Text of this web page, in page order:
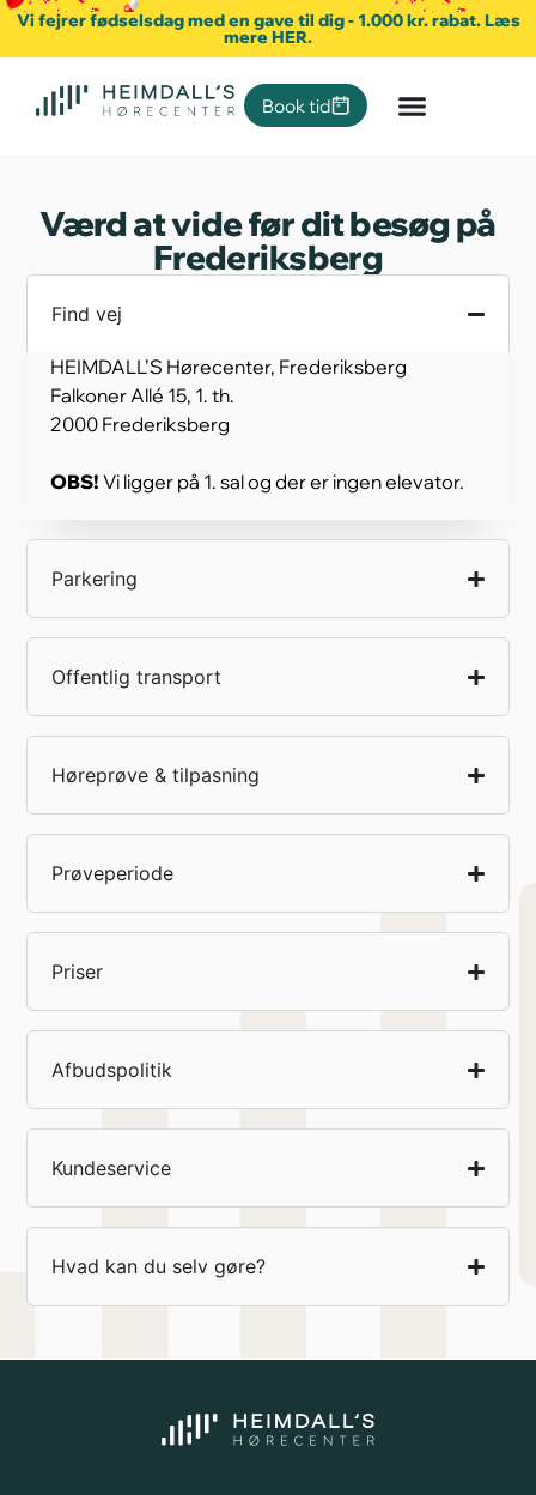
Vi fejrer fødselsdag med en gave til dig - 1.000 kr. rabat. Læs
mere HER.
Book tid
Værd at vide før dit besøg på
Frederiksberg
Find vej
HEIMDALL’S Hørecenter, Frederiksberg
Falkoner Allé 15, 1. th.
2000 Frederiksberg
OBS! Vi ligger på 1. sal og der er ingen elevator.
Parkering
Offentlig transport
Høreprøve & tilpasning
Prøveperiode
Priser
Afbudspolitik
Kundeservice
Hvad kan du selv gøre?